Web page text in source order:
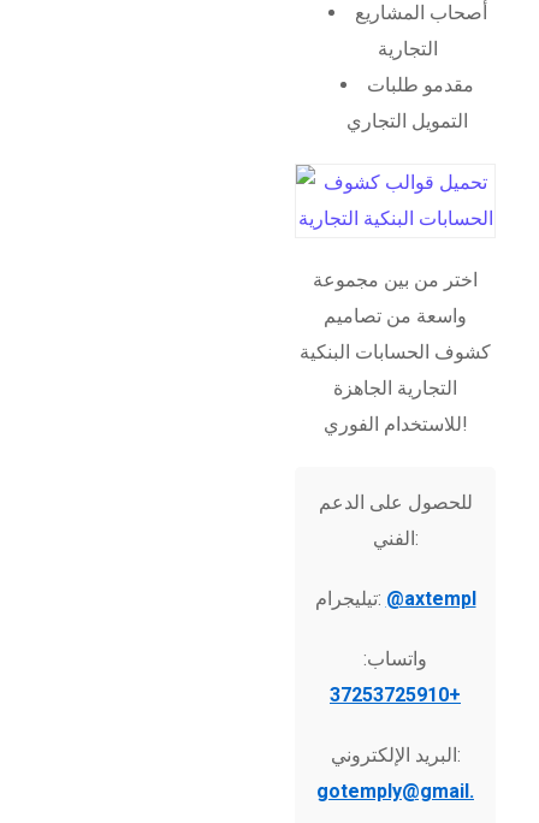
أصحاب المشاريع
التجارية
مقدمو طلبات
التمويل التجاري
اختر من بين مجموعة
واسعة من تصاميم
كشوف الحسابات البنكية
التجارية الجاهزة
للاستخدام الفوري!
للحصول على الدعم
الفني:
تيليجرام: @axtempl
واتساب:
+37253725910
البريد الإلكتروني:
gotemply@gmail.